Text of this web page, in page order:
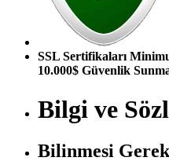
SSL Sertifikaları
10.000$ Güvenlik
Bilgi ve
Bilinmesi